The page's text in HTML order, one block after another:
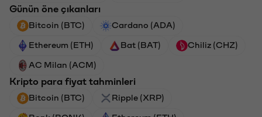
Günün öne çıkanları
Bitcoin (BTC) Cardano (ADA)
Ethereum (ETH) Bat (BAT) Chiliz (CHZ)
AC Milan (ACM)
Kripto para fiyat tahminleri
Bitcoin (BTC) Ripple (XRP)